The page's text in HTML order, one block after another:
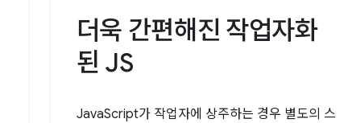
더욱 간편해진 작업자화
된 JS
JavaScript가 작업자에 상주하는 경우 별도의 스